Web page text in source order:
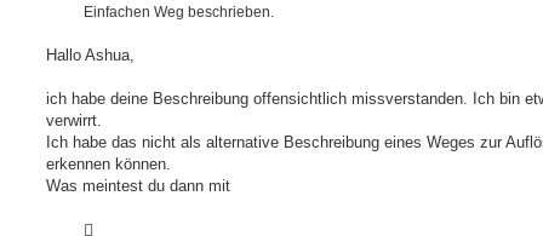
Einfachen Weg beschrieben.
Hallo Ashua,
ich habe deine Beschreibung offensichtlich missverstanden. Ich bin
verwirrt.
Ich habe das nicht als alternative Beschreibung eines Weges zur
erkennen können.
Was meintest du dann mit